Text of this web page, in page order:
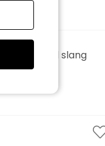
Weber
med slang
2000
1259 kr